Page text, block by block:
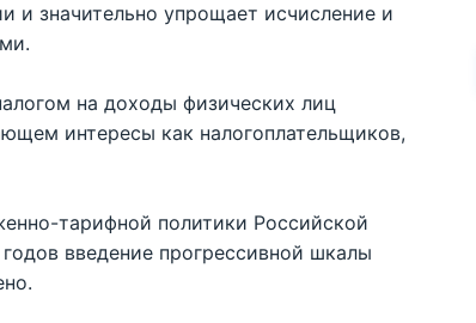
и значительно упрощает исчисление и
на доходы физических лиц
интересы как налогоплательщиков,
тарифной политики Российской
введение прогрессивной шкалы